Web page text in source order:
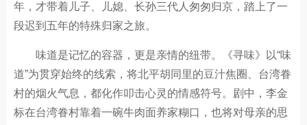
年，才带着儿子、儿媳、长孙三代人匆匆归京，踏上了一
段迟到五年的特殊归家之旅。
味道是记忆的容器，更是亲情的纽带。《寻味》以“味
道”为贯穿始终的线索，将北平胡同里的豆汁焦圈、台湾眷
村的烟火气息，都化作叩击心灵的情感符号。剧中，李金
标在台湾眷村靠着一碗牛肉面养家糊口，也将对母亲的思